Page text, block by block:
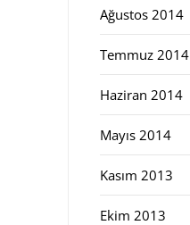
Ağustos 2014
Temmuz 2014
Haziran 2014
Mayıs 2014
Kasım 2013
Ekim 2013